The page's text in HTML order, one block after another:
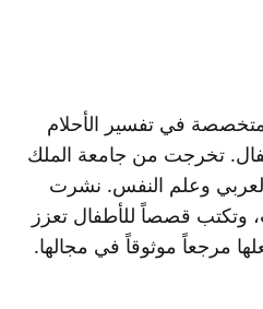
في تفسير الأحلام
تخرجت من جامعة الملك
وعلم النفس. نشرت
وتكتب قصصاً للأطفال تعزز
مرجعاً موثوقاً في مجالها.